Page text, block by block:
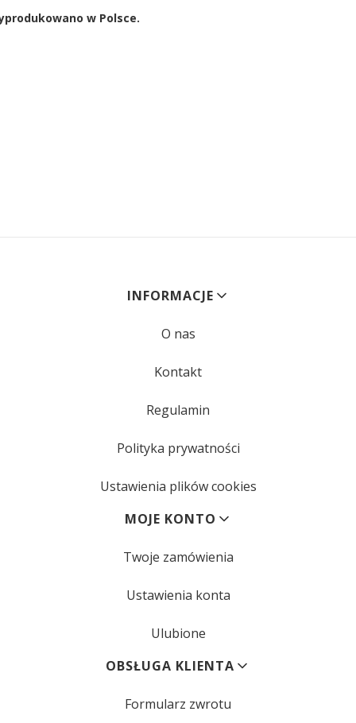
w Polsce.
Linki w stopceINFORMACJE
O nas
Kontakt
Regulamin
Polityka prywatności
Ustawienia plików cookies
MOJE KONTO
Twoje zamówienia
Ustawienia konta
Ulubione
OBSŁUGA KLIENTA
Formularz zwrotu